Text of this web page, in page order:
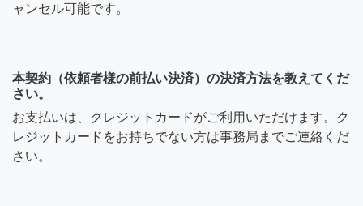
ャンセル可能です。
本契約（依頼者様の前払い決済）の決済方法を教えてくだ
さい。
お支払いは、クレジットカードがご利用いただけます。ク
レジットカードをお持ちでない方は事務局までご連絡くだ
さい。